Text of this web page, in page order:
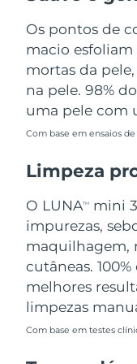
Os pontos de
macio esfoliam
mortas da
na pele. 98%
uma pele com
Com base em ensaios
Limpeza
O LUNATM
mini
impurezas,
maquilhagem,
cutâneas.
melhores
limpezas
Com base em testes
Filipinas
Polônia
Portugal
Porto Rico
Catar
Reunião
Romênia
Rússia
Arábia Saudita